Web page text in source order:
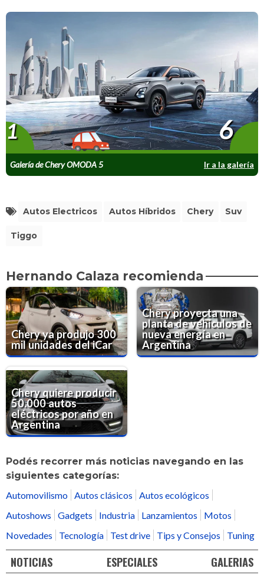
Galería de Chery OMODA 5 Ir a la galería
1 6
Autos Electricos Autos Híbridos Chery Suv
Tiggo
Hernando Calaza recomienda
Chery ya produjo 300
mil unidades del iCar
Chery proyecta una
planta de vehículos de
nueva energía en
Argentina
Chery quiere producir
50.000 autos
eléctricos por año en
Argentina
Podés recorrer más noticias navegando en las
siguientes categorías:
Automovilismo Autos clásicos
Autos ecológicos
Autoshows
Gadgets Industria Lanzamientos
Motos
Novedades
Tecnología Test drive Tips y Consejos Tuning
NOTICIAS ESPECIALES GALERIAS